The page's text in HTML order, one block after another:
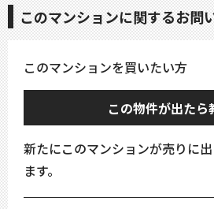
このマンションに関するお問
このマンションを買いたい方
この物件が出たら
新たにこのマンションが売りに
ます。